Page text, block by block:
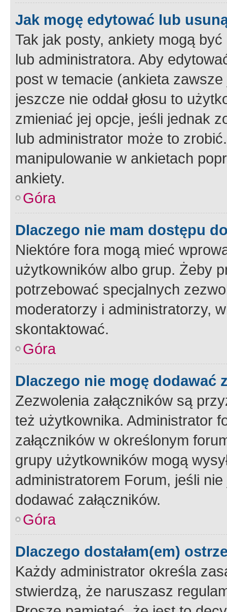
Jak mogę edytować lub
Tak jak posty, ankiety mogą
lub administratora. Aby
post w temacie (ankieta
jeszcze nie oddał głosu to
zmieniać jej opcje, jeśli jednak
lub administrator może to
manipulowanie w ankietach
ankiety.
Góra
Dlaczego nie mam dostępu
Niektóre fora mogą mieć
użytkowników albo grup. Żeby
potrzebować specjalnych
moderatorzy i administratorzy,
skontaktować.
Góra
Dlaczego nie mogę dodawać
Zezwolenia załączników są
też użytkownika. Administrator
załączników w określonym
grupy użytkowników mogą
administratorem Forum, jeśli
dodawać załączników.
Góra
Dlaczego dostałam(em)
Każdy administrator określa
stwierdzą, że naruszasz